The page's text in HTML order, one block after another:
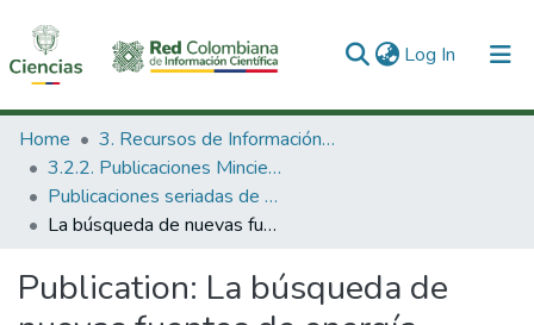
Log In (current)
Communities & Collections
All of DSpace
Statistics
Home
3. Recursos de Información Científica y Tecnológica
3.2.2. Publicaciones Minciencias
Publicaciones seriadas de Minciencias
La búsqueda de nuevas fuentes de energía
Publication: La búsqueda de